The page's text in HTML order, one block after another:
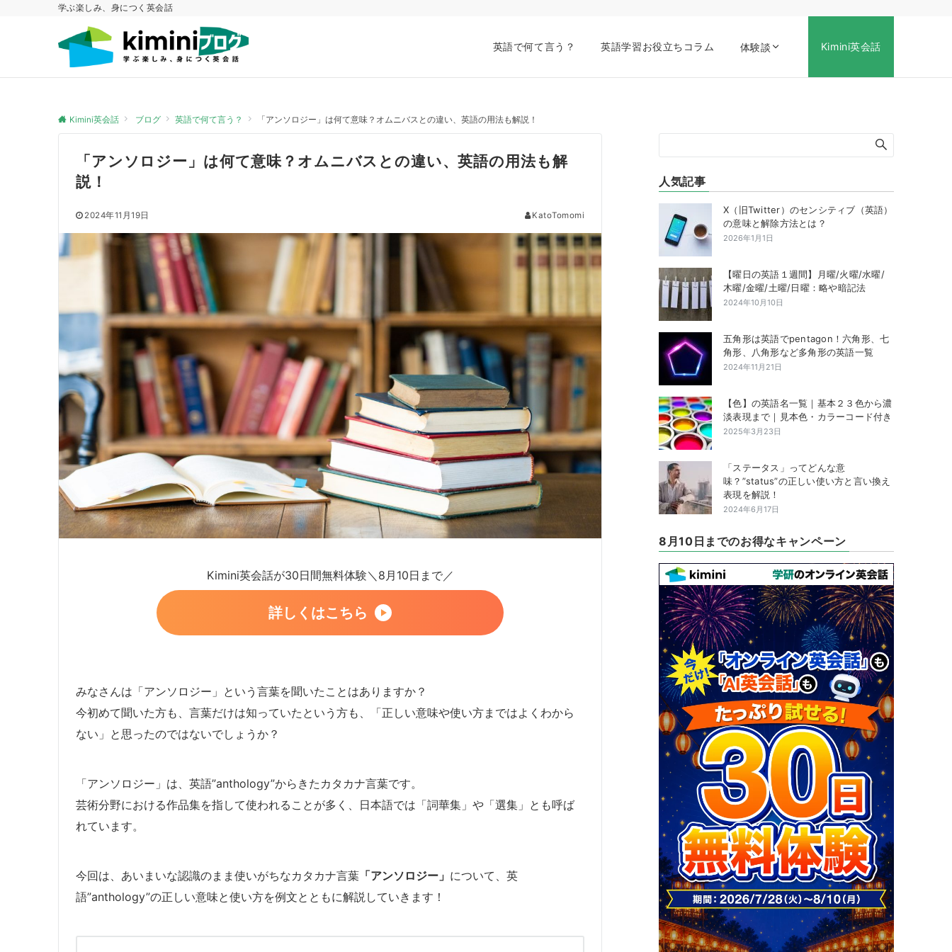
学ぶ楽しみ、身につく英会話
英語で何て言う？ 英語学習お役立ちコラム 体験談 Kimini英会話
Kimini英会話 ブログ 英語で何て言う？ 「アンソロジー」は何て意味？オムニバスとの違い、英語の用法も解説！
「アンソロジー」は何て意味？オムニバスとの違い、英語の用法も解
説！
2024年11月19日 KatoTomomi
Kimini英会話が30日間無料体験＼8月10日まで／
詳しくはこちら
みなさんは「アンソロジー」という言葉を聞いたことはありますか？
今初めて聞いた方も、言葉だけは知っていたという方も、「正しい意味や使い方まではよくわから
ない」と思ったのではないでしょうか？
「アンソロジー」は、英語”anthology”からきたカタカナ言葉です。
芸術分野における作品集を指して使われることが多く、日本語では「詞華集」や「選集」とも呼ば
れています。
今回は、あいまいな認識のまま使いがちなカタカナ言葉 「アンソロジー」 について、英
語”anthology”の正しい意味と使い方を例文とともに解説していきます！
人気記事
X（旧Twitter）のセンシティブ（英語）
の意味と解除方法とは？
2026年1月1日
【曜日の英語１週間】月曜/火曜/水曜/
木曜/金曜/土曜/日曜：略や暗記法
2024年10月10日
五角形は英語でpentagon！六角形、七
角形、八角形など多角形の英語一覧
2024年11月21日
【色】の英語名一覧｜基本２３色から濃
淡表現まで｜見本色・カラーコード付き
2025年3月23日
「ステータス」ってどんな意
味？”status”の正しい使い方と言い換え
表現を解説！
2024年6月17日
8月10日までのお得なキャンペーン